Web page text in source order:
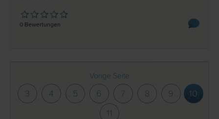
0 Bewertungen
Vorige Seite
3 4 5 6 7 8 9
10
11